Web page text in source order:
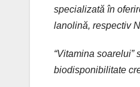
specializată în
lanolină, respectiv
“Vitamina
biodisponibilitate